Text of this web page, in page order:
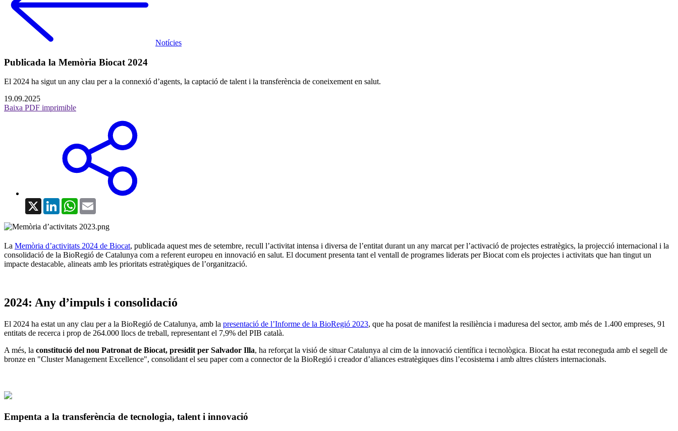
Notícies
Publicada la Memòria Biocat 2024
El 2024 ha sigut un any clau per a la connexió d’agents, la captació de talent i la transferència de coneixement en salut.
19.09.2025
Baixa PDF imprimible
X LinkedInWhatsApp
La Memòria d’activitats 2024 de Biocat, publicada aquest mes de setembre, recull l’activitat intensa i diversa de l’entitat durant un any marcat per l’activació de projectes estratègics, la projecció internacional i la
consolidació de la BioRegió de Catalunya com a referent europeu en innovació en salut. El document presenta tant el ventall de programes liderats per Biocat com els projectes i activitats que han tingut un
impacte destacable, alineats amb les prioritats estratègiques de l’organització.
2024: Any d’impuls i consolidació
El 2024 ha estat un any clau per a la BioRegió de Catalunya, amb la presentació de l’Informe de la BioRegió 2023, que ha posat de manifest la resiliència i maduresa del sector, amb més de 1.400 empreses, 91
entitats de recerca i prop de 264.000 llocs de treball, representant el 7,9% del PIB català.
A més, la constitució del nou Patronat de Biocat, presidit per Salvador Illa, ha reforçat la visió de situar Catalunya al cim de la innovació científica i tecnològica. Biocat ha estat reconeguda amb el segell de
bronze en "Cluster Management Excellence", consolidant el seu paper com a connector de la BioRegió i creador d’aliances estratègiques dins l’ecosistema i amb altres clústers internacionals.
Empenta a la transferència de tecnologia, talent i innovació